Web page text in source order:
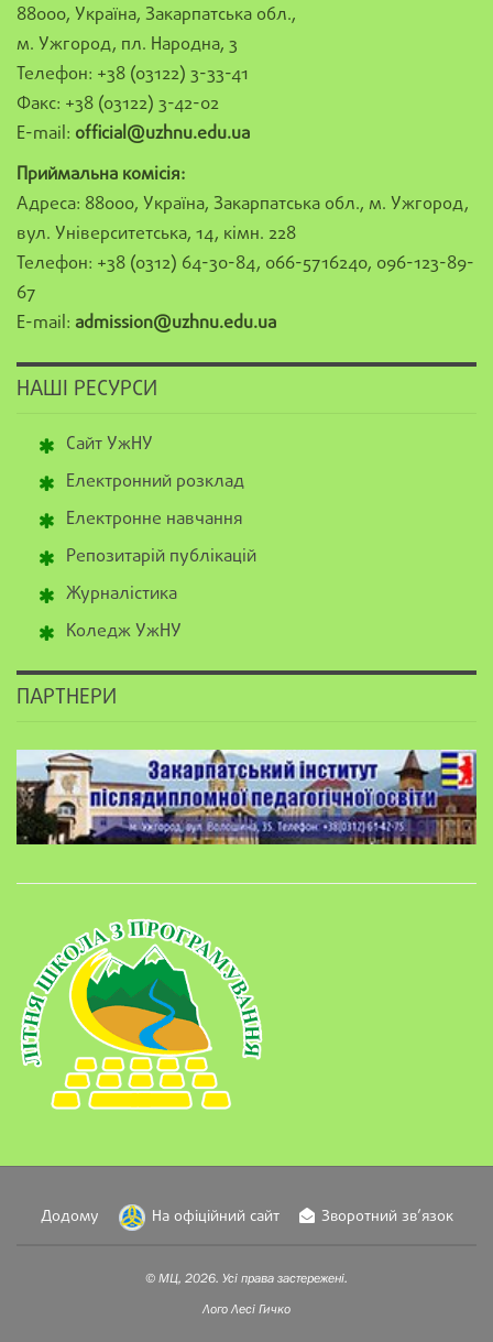
88000, Україна, Закарпатська обл.,
м. Ужгород, пл. Народна, 3
Телефон: +38 (03122) 3-33-41
Факс: +38 (03122) 3-42-02
E-mail: official@uzhnu.edu.ua
Приймальна комісія:
Адреса: 88000, Україна, Закарпатська обл., м. Ужгород,
вул. Університетська, 14, кімн. 228
Телефон: +38 (0312) 64-30-84, 066-5716240, 096-123-89-
67
E-mail: admission@uzhnu.edu.ua
НАШІ РЕСУРСИ
Сайт УжНУ
Електронний розклад
Електронне навчання
Репозитарій публікацій
Журналістика
Коледж УжНУ
ПАРТНЕРИ
Додому На офіційний сайт Зворотний зв’язок
© МЦ, 2026. Усі права застережені.
Лого Лесі Гичко